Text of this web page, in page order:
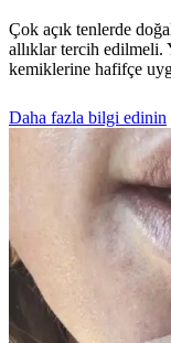
Çok açık tenlerde
allıklar tercih edilmeli.
kemiklerine hafifçe
Daha fazla bilgi edinin